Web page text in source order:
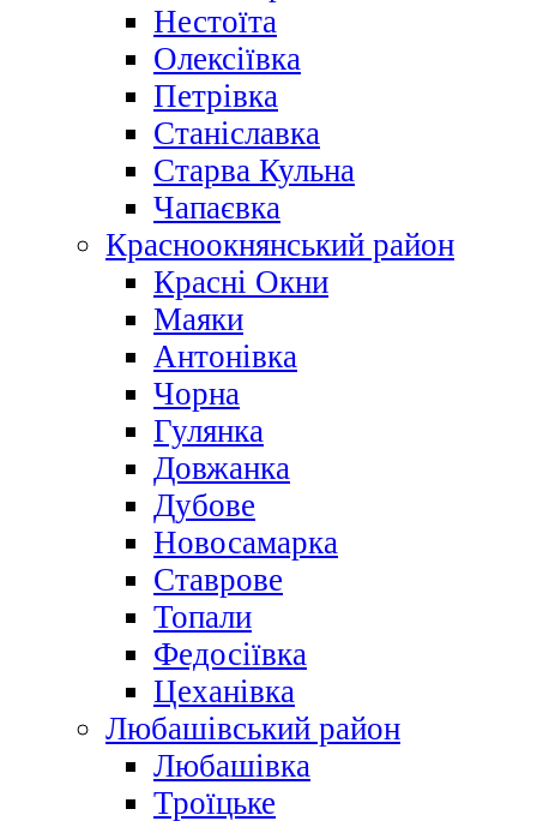
Нестоїта
Олексіївка
Петрівка
Станіславка
Старва Кульна
Чапаєвка
Красноокнянський район
Красні Окни
Маяки
Антонівка
Чорна
Гулянка
Довжанка
Дубове
Новосамарка
Ставрове
Топали
Федосіївка
Цеханівка
Любашівський район
Любашівка
Троїцьке